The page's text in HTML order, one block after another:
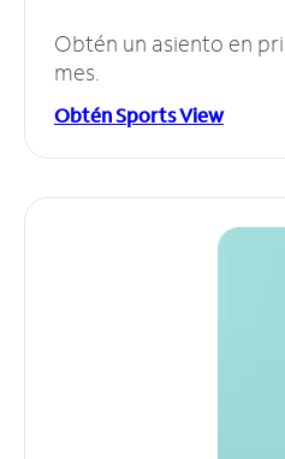
Obtén un asiento en
mes.
Obtén Sports View